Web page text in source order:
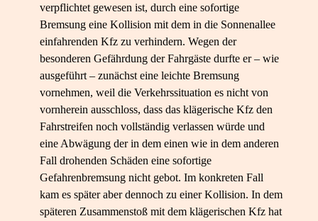
verpflichtet gewesen ist, durch eine sofortige
Bremsung eine Kollision mit dem in die Sonnenallee
einfahrenden Kfz zu verhindern. Wegen der
besonderen Gefährdung der Fahrgäste durfte er – wie
ausgeführt – zunächst eine leichte Bremsung
vornehmen, weil die Verkehrssituation es nicht von
vornherein ausschloss, dass das klägerische Kfz den
Fahrstreifen noch vollständig verlassen würde und
eine Abwägung der in dem einen wie in dem anderen
Fall drohenden Schäden eine sofortige
Gefahrenbremsung nicht gebot. Im konkreten Fall
kam es später aber dennoch zu einer Kollision. In dem
späteren Zusammenstoß mit dem klägerischen Kfz hat